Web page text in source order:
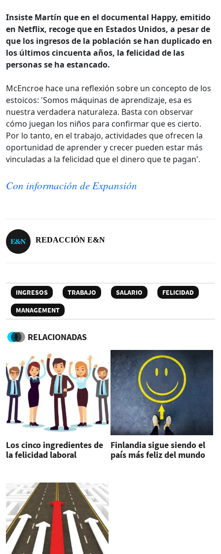
Insiste Martín que en el documental Happy, emitido
en Netflix, recoge que en Estados Unidos, a pesar de
que los ingresos de la población se han duplicado en
los últimos cincuenta años, la felicidad de las
personas se ha estancado.
McEncroe hace una reflexión sobre un concepto de los
estoicos: 'Somos máquinas de aprendizaje, esa es
nuestra verdadera naturaleza. Basta con observar
cómo juegan los niños para confirmar que es cierto.
Por lo tanto, en el trabajo, actividades que ofrecen la
oportunidad de aprender y crecer pueden estar más
vinculadas a la felicidad que el dinero que te pagan'.
Con información de Expansión
REDACCIÓN E&N
INGRESOS TRABAJO SALARIO
FELICIDAD
MANAGEMENT
RELACIONADAS
Los cinco ingredientes de
la felicidad laboral
Finlandia sigue siendo el
país más feliz del mundo